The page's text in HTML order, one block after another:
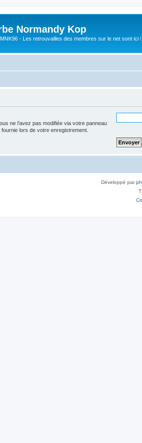
Normandy Kop
- Les retrouvailles des membres sur le net sont ici !
ne l’avez pas modifiée via votre panneau
fournie lors de votre enregistrement.
Développé par